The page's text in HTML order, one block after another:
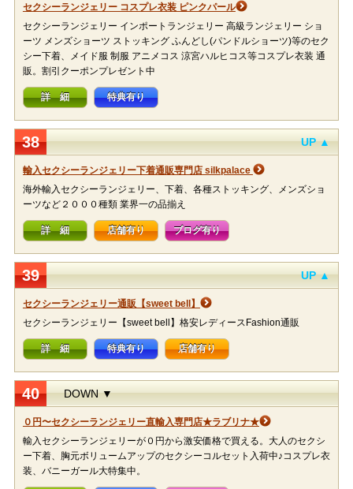
セクシーランジェリー コスプレ衣装 ピンクパール
セクシーランジェリー インポートランジェリー 高級ランジェリー ショ
ーツ メンズショーツ ストッキング ふんどし(パンドルショーツ)等のセク
シー下着、メイド服 制服 アニメコス 涼宮ハルヒコス等コスプレ衣装 通
販。割引クーポンプレゼント中
詳 細 特典有り
38 UP ▲
輸入セクシーランジェリー下着通販専門店 silkpalace
海外輸入セクシーランジェリー、下着、各種ストッキング、メンズショ
ーツなど２０００種類 業界一の品揃え
詳 細 店舗有り ブログ有り
39 UP ▲
セクシーランジェリー通販【sweet bell】
セクシーランジェリー【sweet bell】格安レディースFashion通販
詳 細 特典有り 店舗有り
40 DOWN ▼
０円〜セクシーランジェリー直輸入専門店★ラブリナ★
輸入セクシーランジェリーが０円から激安価格で買える。大人のセクシ
ー下着、胸元ボリュームアップのセクシーコルセット入荷中♪コスプレ衣
装、バニーガール大特集中。